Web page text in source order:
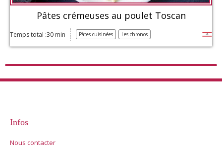
Pâtes crémeuses au poulet Toscan
Temps total :30 min Pâtes cuisinées Les chronos
Infos
Nous contacter